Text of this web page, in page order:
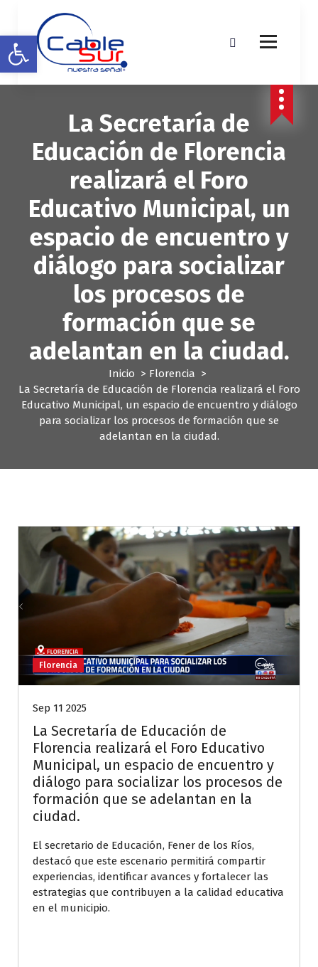
Abrir barra de herramientas
l
a
r
La Secretaría de
Educación de Florencia
realizará el Foro
Educativo Municipal, un
espacio de encuentro y
diálogo para socializar
los procesos de
formación que se
adelantan en la ciudad.
Inicio > Florencia >
La Secretaría de Educación de Florencia realizará el Foro
Educativo Municipal, un espacio de encuentro y diálogo
para socializar los procesos de formación que se
adelantan en la ciudad.
Florencia
Sep 11 2025
La Secretaría de Educación de
Florencia realizará el Foro Educativo
Municipal, un espacio de encuentro y
diálogo para socializar los procesos de
formación que se adelantan en la
ciudad.
El secretario de Educación, Fener de los Ríos,
destacó que este escenario permitirá compartir
experiencias, identificar avances y fortalecer las
estrategias que contribuyen a la calidad educativa
en el municipio.